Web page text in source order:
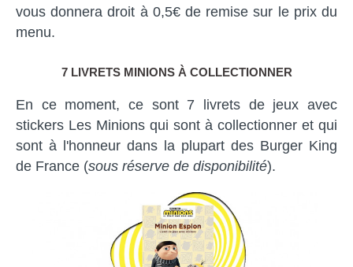
vous donnera droit à 0,5€ de remise sur le prix du
menu.
7 LIVRETS MINIONS À COLLECTIONNER
En ce moment, ce sont 7 livrets de jeux avec
stickers Les Minions qui sont à collectionner et qui
sont à l'honneur dans la plupart des Burger King
de France (sous réserve de disponibilité).